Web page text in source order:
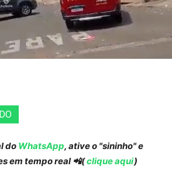
do WhatsApp, ative o "sininho" e
em tempo real 📲(clique aqui)